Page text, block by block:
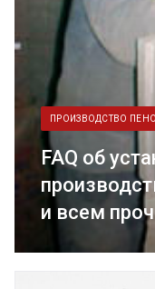
ПРОИЗВОДСТВО
FAQ об
и всем
пенобетоном